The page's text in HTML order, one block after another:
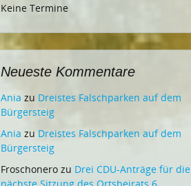
Keine Termine
Neueste Kommentare
Ania zu Dreistes Falschparken auf dem
Bürgersteig
Ania zu Dreistes Falschparken auf dem
Bürgersteig
Froschonero zu Drei CDU-Anträge für die
nächste Sitzung des Ortsbeirats 6